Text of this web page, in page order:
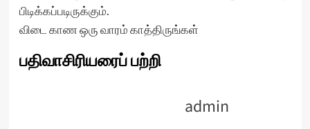
பிடிக்கப்படிருக்கும்.
விடை காண ஒரு வாரம் காத்திருங்கள்
பதிவாசிரியரைப் பற்றி
admin